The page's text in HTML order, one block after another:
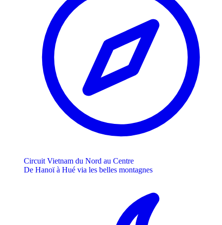
Circuit Vietnam du Nord au Centre
De Hanoï à Hué via les belles montagnes